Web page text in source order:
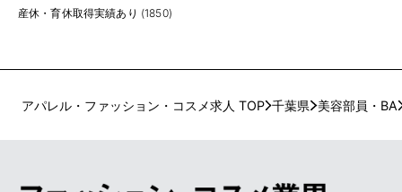
産休・育休取得実績あり (1850)
アパレル・ファッション・コスメ求人 TOP 千葉県 美容部員・BA